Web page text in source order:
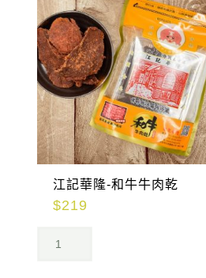
江記華隆-和牛牛肉乾
$219